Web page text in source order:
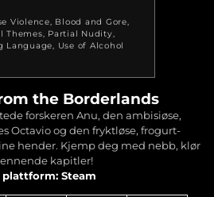
Violence
Blood and Gore
Themes
Partial Nudity
Language
Use of Alcohol
the Borderlands
forskeren Anu, den ambisiøse,
Octavio og den fryktløse, frogurt-
hender. Kjemp deg med nebb, klør
kapitler!
plattform: Steam